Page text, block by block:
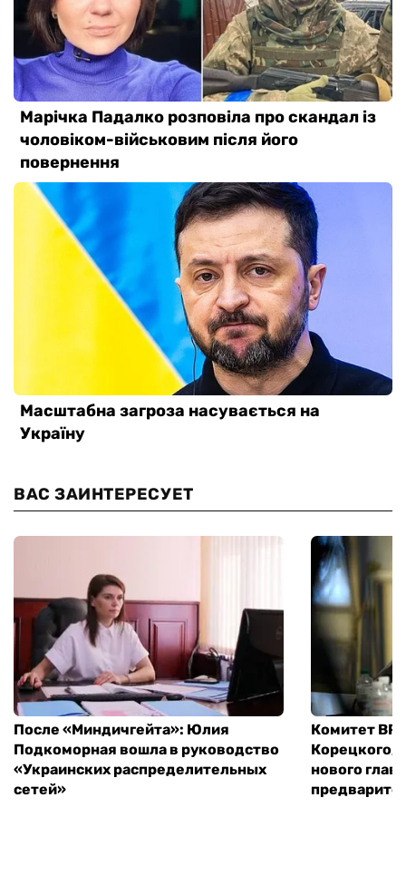
ВАС ЗАИНТЕРЕСУЕТ
После «Миндичгейта»: Юлия
Подкоморная вошла в руководство
«Украинских распределительных
сетей»
Комитет ВР
Корецкого,
нового